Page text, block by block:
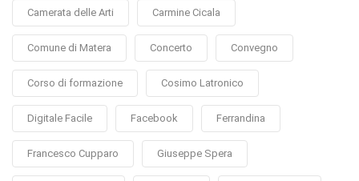
Camerata delle Arti Carmine Cicala
Comune di Matera Concerto Convegno
Corso di formazione Cosimo Latronico
Digitale Facile Facebook Ferrandina
Francesco Cupparo Giuseppe Spera